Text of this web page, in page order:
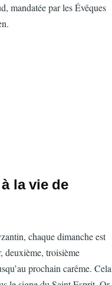
mandatée par les Évêques
la vie de
chaque dimanche est
deuxième, troisième
prochain carême. Cela